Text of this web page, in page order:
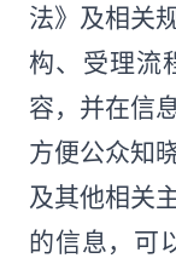
法》及相关
构、受理流
容，并在信
方便公众知
及其他相关
的信息，可